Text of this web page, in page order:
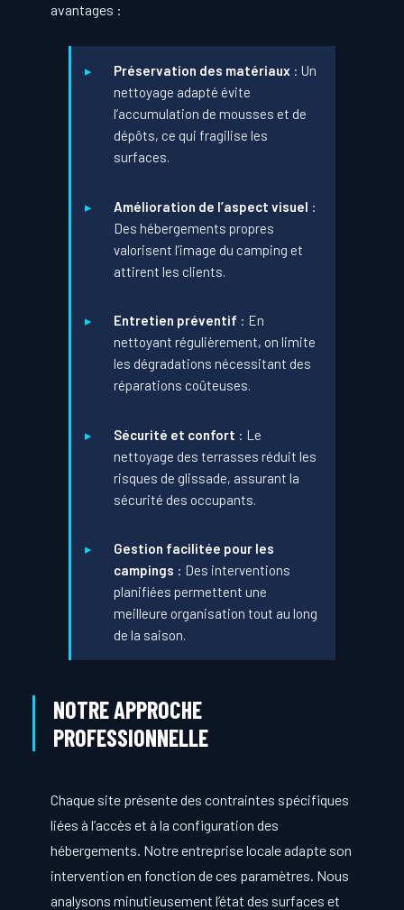
avantages :
Préservation des matériaux : Un
nettoyage adapté évite
l’accumulation de mousses et de
dépôts, ce qui fragilise les
surfaces.
Amélioration de l’aspect visuel :
Des hébergements propres
valorisent l’image du camping et
attirent les clients.
Entretien préventif : En
nettoyant régulièrement, on limite
les dégradations nécessitant des
réparations coûteuses.
Sécurité et confort : Le
nettoyage des terrasses réduit les
risques de glissade, assurant la
sécurité des occupants.
Gestion facilitée pour les
campings : Des interventions
planifiées permettent une
meilleure organisation tout au long
de la saison.
NOTRE APPROCHE
PROFESSIONNELLE
Chaque site présente des contraintes spécifiques
liées à l’accès et à la configuration des
hébergements. Notre entreprise locale adapte son
intervention en fonction de ces paramètres. Nous
analysons minutieusement l’état des surfaces et